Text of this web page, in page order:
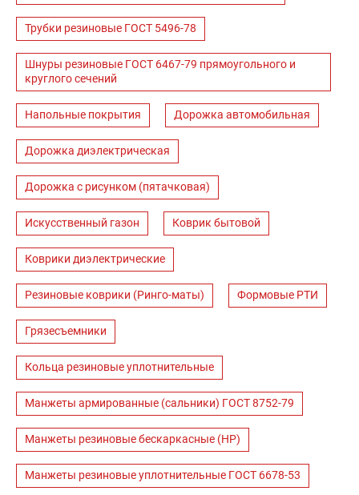
Трубки резиновые ГОСТ 5496-78
Шнуры резиновые ГОСТ 6467-79 прямоугольного и
круглого сечений
Напольные покрытия Дорожка автомобильная
Дорожка диэлектрическая
Дорожка с рисунком (пятачковая)
Искусственный газон Коврик бытовой
Коврики диэлектрические
Резиновые коврики (Ринго-маты) Формовые РТИ
Грязесъемники
Кольца резиновые уплотнительные
Манжеты армированные (сальники) ГОСТ 8752-79
Манжеты резиновые бескаркасные (НР)
Манжеты резиновые уплотнительные ГОСТ 6678-53